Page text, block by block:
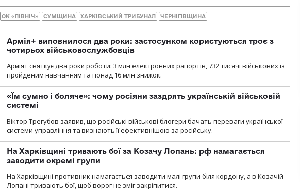
ОК «ПІВНІЧ» СУМЩИНА ХАРКІВСЬКИЙ ТРИБУНАЛ ЧЕРНІГІВЩИНА
Армія+ виповнилося два роки: застосунком користуються троє з
чотирьох військовослужбовців
Армія+ святкує два роки роботи: 3 млн електронних рапортів, 732 тисячі військових із
пройденим навчанням та понад 16 млн знижок.
«Їм сумно і боляче»: чому росіяни заздрять українській військовій
системі
Віктор Трегубов заявив, що російські військові блогери бачать переваги української
системи управління та визнають її ефективнішою за російську.
На Харківщині тривають бої за Козачу Лопань: рф намагається
заводити окремі групи
На Харківщині противник намагається заводити малі групи біля кордону, а в Козачій
Лопані тривають бої, щоб ворог не зміг закріпитися.